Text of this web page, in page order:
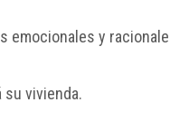
y
su vivienda.